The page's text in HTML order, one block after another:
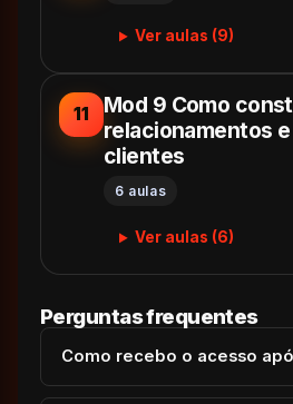
Ver aulas (9)
11
Mod 9 Como
relacionamentos
clientes
6 aulas
Ver aulas (6)
Perguntas frequentes
Como recebo o acesso